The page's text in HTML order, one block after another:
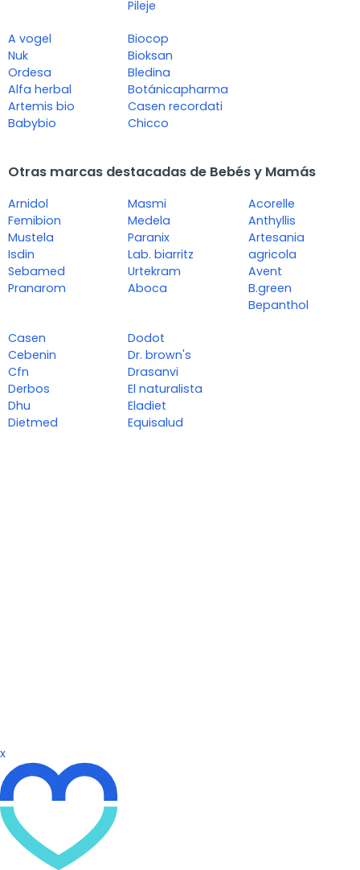
Pileje
A vogel
Nuk
Ordesa
Alfa herbal
Artemis bio
Babybio
Biocop
Bioksan
Bledina
Botánicapharma
Casen recordati
Chicco
Otras marcas destacadas de Bebés y Mamás
Arnidol
Femibion
Mustela
Isdin
Sebamed
Pranarom
Masmi
Medela
Paranix
Lab. biarritz
Urtekram
Aboca
Acorelle
Anthyllis
Artesania
agricola
Avent
B.green
Bepanthol
Casen
Cebenin
Cfn
Derbos
Dhu
Dietmed
Dodot
Dr. brown's
Drasanvi
El naturalista
Eladiet
Equisalud
x